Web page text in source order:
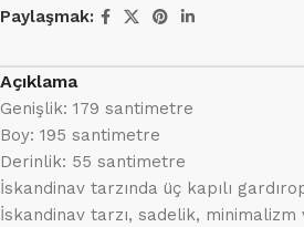
Paylaşmak:
Açıklama
Genişlik: 179 santimetre
Boy: 195 santimetre
Derinlik: 55 santimetre
İskandinav tarzında üç kapılı
İskandinav tarzı, sadelik,